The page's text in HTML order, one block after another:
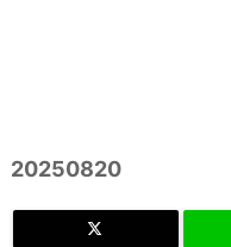
20250820